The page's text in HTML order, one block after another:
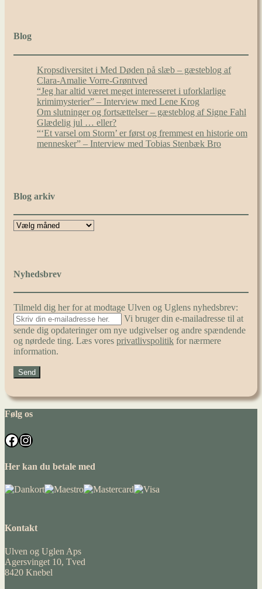
Blog
Kropsdiversitet i Med Døden på slæb – gæsteblog af
Clara-Amalie Vorre-Grøntved
“Jeg har altid været meget interesseret i uforklarlige
krimimysterier” – Interview med Lene Krog
Om slutninger og fortsættelser – gæsteblog af Signe Fahl
Glædelig jul … eller?
“‘Et varsel om Storm’ er først og fremmest en historie om
mennesker” – Interview med Tobias Stenbæk Bro
Blog arkiv
Nyhedsbrev
Tilmeld dig her for at modtage Ulven og Uglens nyhedsbrev:
Vi bruger din e-mailadresse til at
sende dig opdateringer om nye udgivelser og andre spændende
og nørdede ting. Læs vores privatlivspolitik for nærmere
information.
Følg os
Facebook
Instagram
Her kan du betale med
Kontakt
Ulven og Uglen Aps
Agersvinget 10, Tved
8420 Knebel